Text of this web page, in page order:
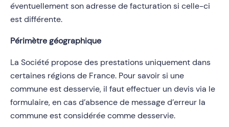
éventuellement son adresse de facturation si celle-ci
est différente.
Périmètre géographique
La Société propose des prestations uniquement dans
certaines régions de France. Pour savoir si une
commune est desservie, il faut effectuer un devis via le
formulaire, en cas d’absence de message d’erreur la
commune est considérée comme desservie.